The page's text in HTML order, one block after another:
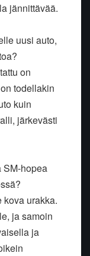
jännittävää.
uusi auto,
on
todellakin
kuin
järkevästi
SM-hopea
kova urakka.
ja samoin
ja